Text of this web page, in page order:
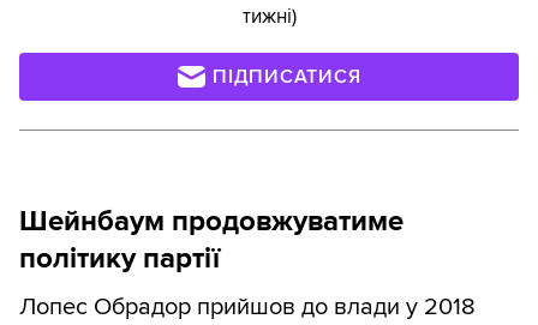
тижні)
ПІДПИСАТИСЯ
Шейнбаум продовжуватиме
політику партії
Лопес Обрадор прийшов до влади у 2018